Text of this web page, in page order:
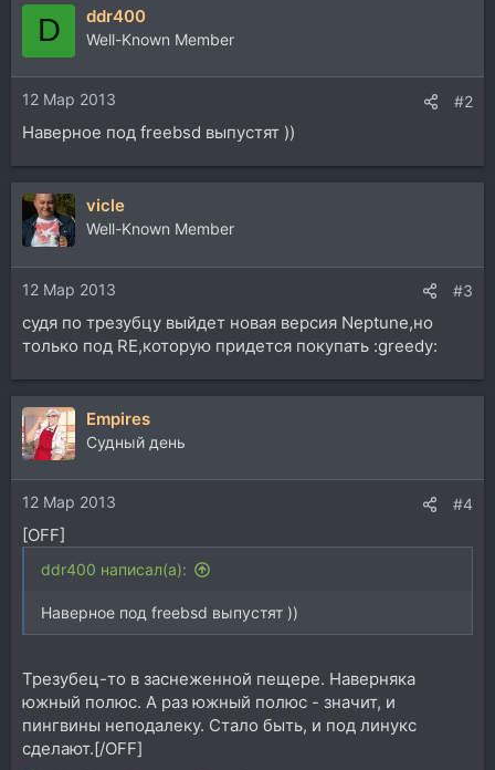
D ddr400
Well-Known Member
12 Мар 2013 #2
Наверное под freebsd выпустят ))
vicle
Well-Known Member
12 Мар 2013 #3
cудя по трезубцу выйдет новая версия Neptune,но
только под RE,которую придется покупать :greedy:
Empires
Судный день
12 Мар 2013 #4
[OFF]
ddr400 написал(а):
Наверное под freebsd выпустят ))
Трезубец-то в заснеженной пещере. Наверняка
южный полюс. А раз южный полюс - значит, и
пингвины неподалеку. Стало быть, и под линукс
сделают.[/OFF]